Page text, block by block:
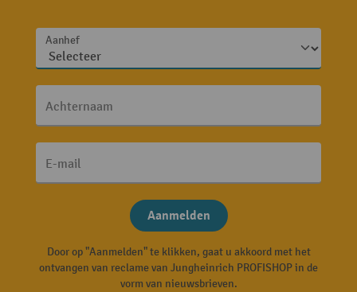
Aanhef
Achternaam
E-mail
Aanmelden
Door op "Aanmelden" te klikken, gaat u akkoord met het
ontvangen van reclame van Jungheinrich PROFISHOP in de
vorm van nieuwsbrieven.